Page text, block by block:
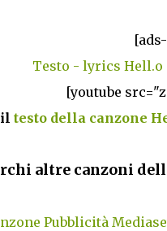
Testo - lyrics Hell.o
[youtube
testo della canzone
altre canzoni
Pubblicità